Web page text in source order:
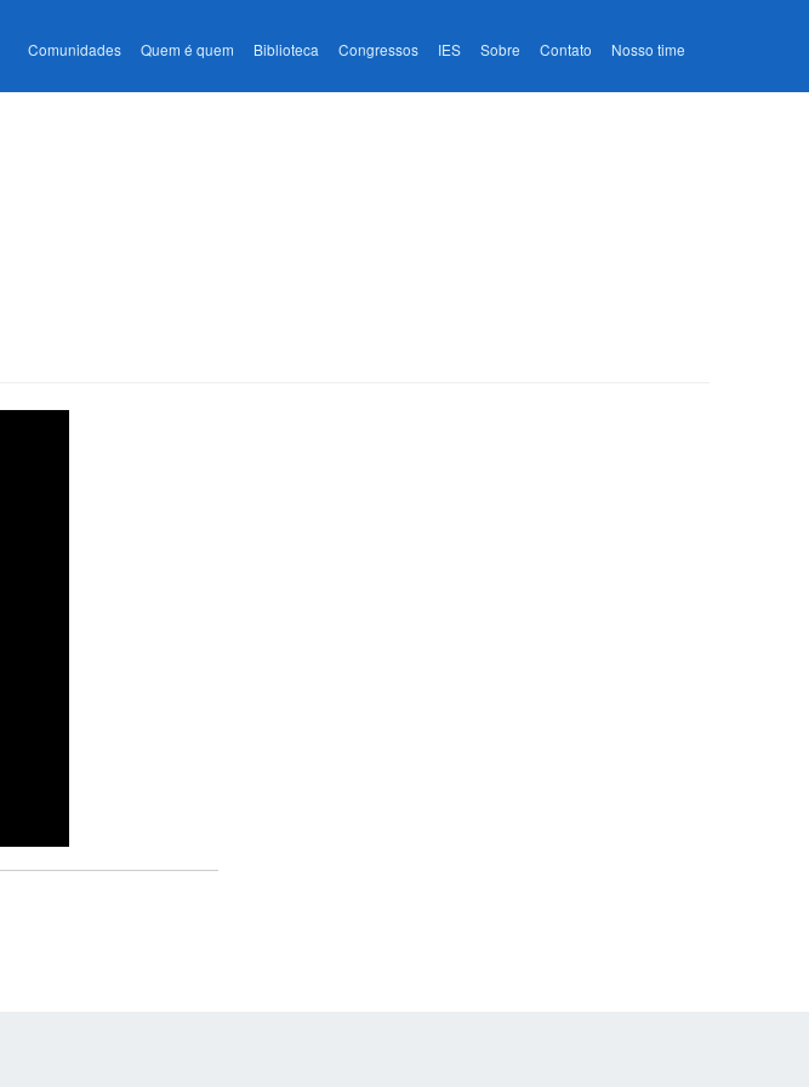
Comunidades Quem é quem Biblioteca Congressos IES Sobre Contato Nosso time